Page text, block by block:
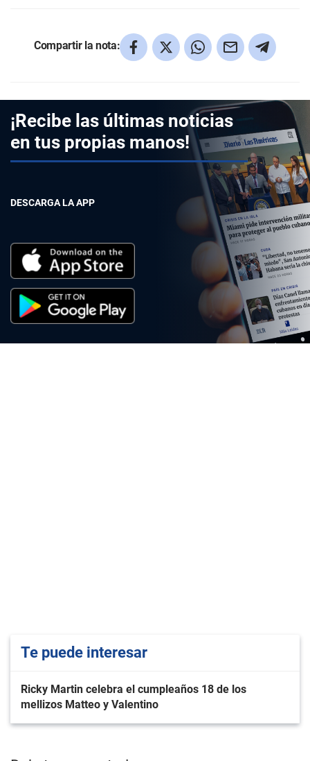
Compartir la nota:
¡Recibe las últimas noticias
en tus propias manos!
DESCARGA LA APP
Te puede interesar
Ricky Martin celebra el cumpleaños 18 de los
mellizos Matteo y Valentino